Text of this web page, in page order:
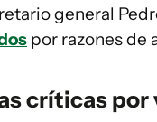
general
por razones de
críticas